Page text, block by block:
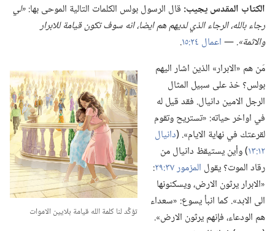
الكتاب المقدس يجيب:‏ قال الرسول بولس الكلمات التالية الموحى بها:‏‏«لي
رجاء بالله،‏ الرجاء الذي لديهم هم ايضا،‏ انه سوف تكون قيامة للابرار
والاثمة».‏‏—‏اعمال ٢٤:‏١٥ ‏.‏
تؤكِّد لنا كلمة الله قيامة بلايين الاموات
مَن هم «الابرار» الذين اشار اليهم
بولس؟‏ خذ على سبيل المثال
الرجل الامين دانيال.‏ فقد قيل له
في اواخر حياته:‏ «تستريح وتقوم
لقرعتك في نهاية الايام».‏ (‏دانيال
١٢:‏١٣
‏)‏ وأين يستيقظ دانيال من
رقاد الموت؟‏ يقول المزمور ٣٧:‏٢٩
‏:‏
«الابرار يرثون الارض،‏ ويسكنونها
الى الابد».‏ كما انبأ يسوع:‏ «سعداء
هم الودعاء،‏ فإنهم يرثون الارض».‏